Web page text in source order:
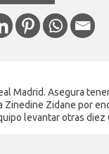
Madrid. Asegura
Zinedine Zidane por
levantar otras diez